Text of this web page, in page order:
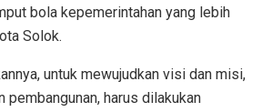
bola kepemerintahan yang lebih
Solok.
untuk mewujudkan visi dan misi,
pembangunan, harus dilakukan